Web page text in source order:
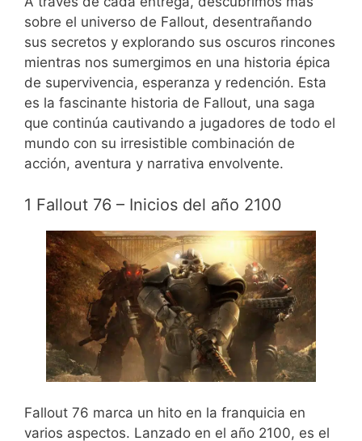
sobre el universo de Fallout, desentrañando
sus secretos y explorando sus oscuros rincones
mientras nos sumergimos en una historia épica
de supervivencia, esperanza y redención. Esta
es la fascinante historia de Fallout, una saga
que continúa cautivando a jugadores de todo el
mundo con su irresistible combinación de
acción, aventura y narrativa envolvente.
1 Fallout 76 – Inicios del año 2100
Fallout 76 marca un hito en la franquicia en
varios aspectos. Lanzado en el año 2100, es el